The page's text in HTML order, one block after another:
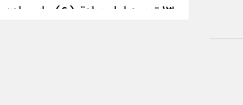
۱۳ توصیه امام صادق (ع) برای